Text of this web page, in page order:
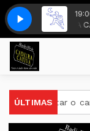
DJ CADEIRA CATIVA
126 TRINI
ÚLTIMASo cartão de